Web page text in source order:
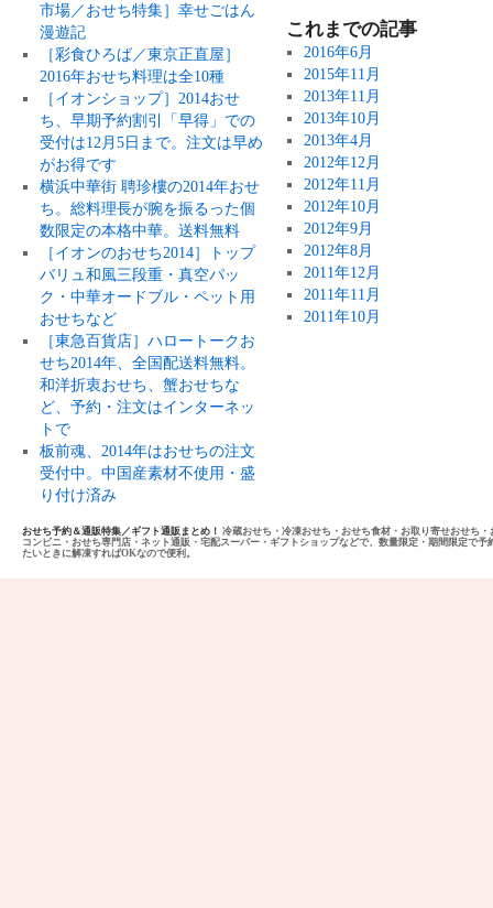
市場／おせち特集］幸せごはん
漫遊記
［彩食ひろば／東京正直屋］
2016年おせち料理は全10種
［イオンショップ］2014おせ
ち、早期予約割引「早得」での
受付は12月5日まで。注文は早め
がお得です
横浜中華街 聘珍樓の2014年おせ
ち。総料理長が腕を振るった個
数限定の本格中華。送料無料
［イオンのおせち2014］トップ
バリュ和風三段重・真空パッ
ク・中華オードブル・ペット用
おせちなど
［東急百貨店］ハロートークお
せち2014年、全国配送料無料。
和洋折衷おせち、蟹おせちな
ど、予約・注文はインターネッ
トで
板前魂、2014年はおせちの注文
受付中。中国産素材不使用・盛
り付け済み
これまでの記事
2016年6月
2015年11月
2013年11月
2013年10月
2013年4月
2012年12月
2012年11月
2012年10月
2012年9月
2012年8月
2011年12月
2011年11月
2011年10月
おせち予約＆通販特集／ギフト通販まとめ！ 冷蔵おせち・冷凍おせち・おせち食材・お取り寄せおせち
コンビニ・おせち専門店・ネット通販・宅配スーパー・ギフトショップなどで、数量限定・期間限定で
たいときに解凍すればOKなので便利。